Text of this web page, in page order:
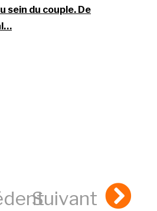
sein du couple. De
Suivant